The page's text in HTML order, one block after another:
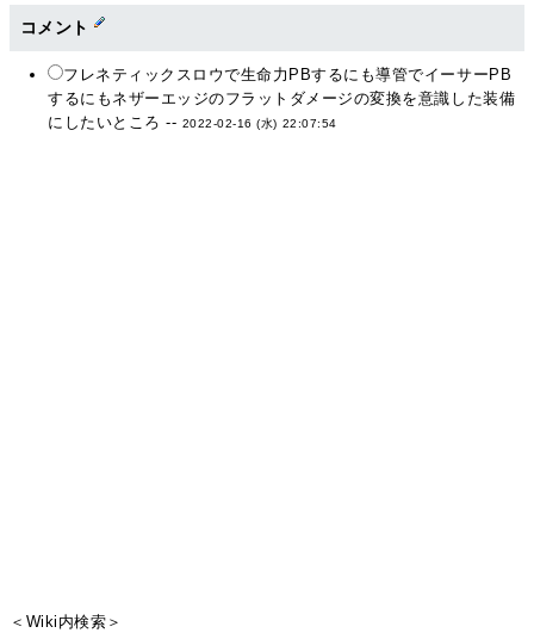
コメント
フレネティックスロウで生命力PBするにも導管でイーサーPB
するにもネザーエッジのフラットダメージの変換を意識した装備
にしたいところ -- 2022-02-16 (水) 22:07:54
＜Wiki内検索＞